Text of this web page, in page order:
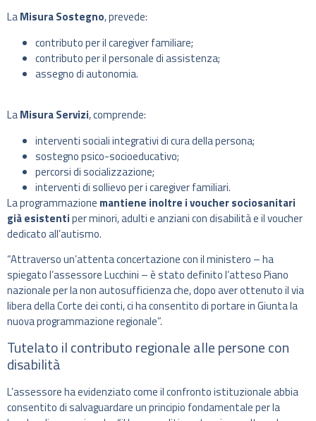
LaMisura Sostegno, prevede:
contributo per il caregiver familiare;
contributo per il personale di assistenza;
assegno di autonomia.
LaMisura Servizi, comprende:
interventi sociali integrativi di cura della persona;
sostegno psico-socioeducativo;
percorsi di socializzazione;
interventi di sollievo per i caregiver familiari.
La programmazione mantiene inoltre i voucher sociosanitari
già esistentiper minori, adulti e anziani con disabilità e il voucher
dedicato all’autismo.
“Attraverso un’attenta concertazione con il ministero – ha
spiegato l’assessore Lucchini – è stato definito l’atteso Piano
nazionale per la non autosufficienza che, dopo aver ottenuto il via
libera della Corte dei conti, ci ha consentito di portare in Giunta la
nuova programmazione regionale”.
Tutelato il contributo regionale alle persone con
disabilità
L’assessore ha evidenziato come il confronto istituzionale abbia
consentito di salvaguardare un principio fondamentale per la